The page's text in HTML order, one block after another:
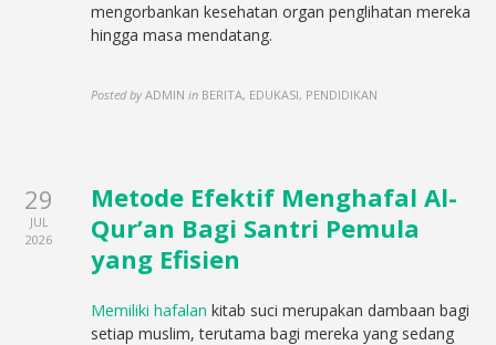
mengorbankan kesehatan organ penglihatan mereka
hingga masa mendatang.
Posted by ADMIN in BERITA, EDUKASI, PENDIDIKAN
29
JUL
2026
Metode Efektif Menghafal Al-
Qur’an Bagi Santri Pemula
yang Efisien
Memiliki hafalan kitab suci merupakan dambaan bagi
setiap muslim, terutama bagi mereka yang sedang